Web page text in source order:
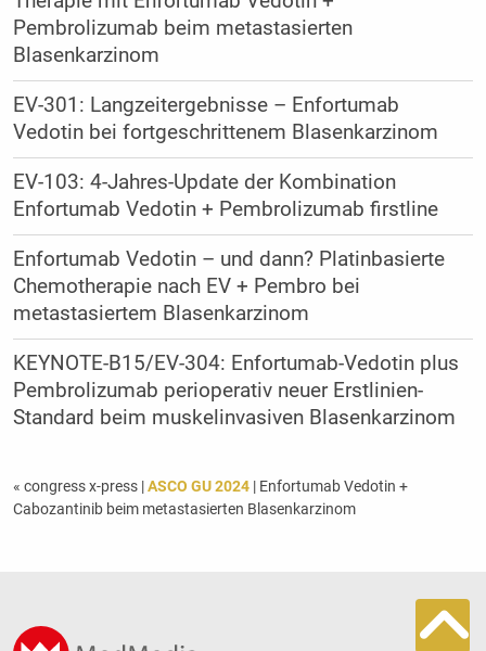
Pembrolizumab beim metastasierten
Blasenkarzinom
EV-301: Langzeitergebnisse – Enfortumab
Vedotin bei fortgeschrittenem Blasenkarzinom
EV-103: 4-Jahres-Update der Kombination
Enfortumab Vedotin + Pembrolizumab firstline
Enfortumab Vedotin – und dann? Platinbasierte
Chemotherapie nach EV + Pembro bei
metastasiertem Blasenkarzinom
KEYNOTE-B15/EV-304: Enfortumab-Vedotin plus
Pembrolizumab perioperativ neuer Erstlinien-
Standard beim muskelinvasiven Blasenkarzinom
« congress x-press |ASCO GU 2024| Enfortumab Vedotin +
Cabozantinib beim metastasierten Blasenkarzinom